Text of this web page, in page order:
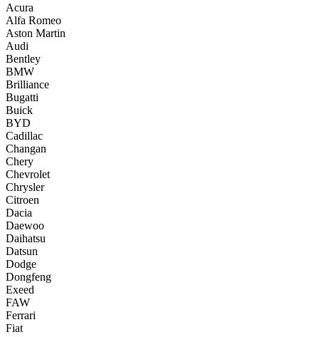
Acura
Alfa Romeo
Aston Martin
Audi
Bentley
BMW
Brilliance
Bugatti
Buick
BYD
Cadillac
Changan
Chery
Chevrolet
Chrysler
Citroen
Dacia
Daewoo
Daihatsu
Datsun
Dodge
Dongfeng
Exeed
FAW
Ferrari
Fiat